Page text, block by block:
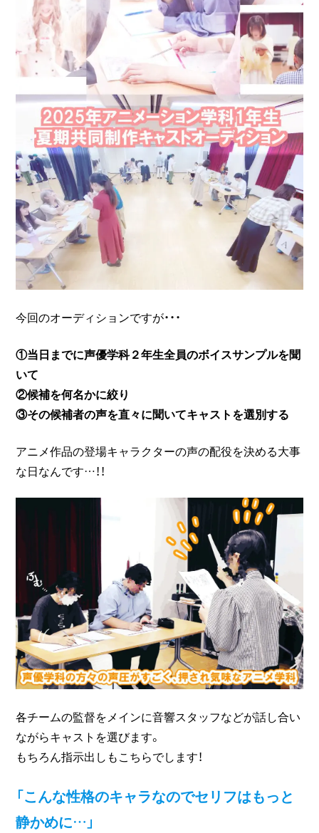
今回のオーディションですが・・・
①当日までに声優学科２年生全員のボイスサンプルを聞
いて
②候補を何名かに絞り
③その候補者の声を直々に聞いてキャストを選別する
アニメ作品の登場キャラクターの声の配役を決める大事
な日なんです…！！
各チームの監督をメインに音響スタッフなどが話し合い
ながらキャストを選びます。
もちろん指示出しもこちらでします！
「こんな性格のキャラなのでセリフはもっと
静かめに…」